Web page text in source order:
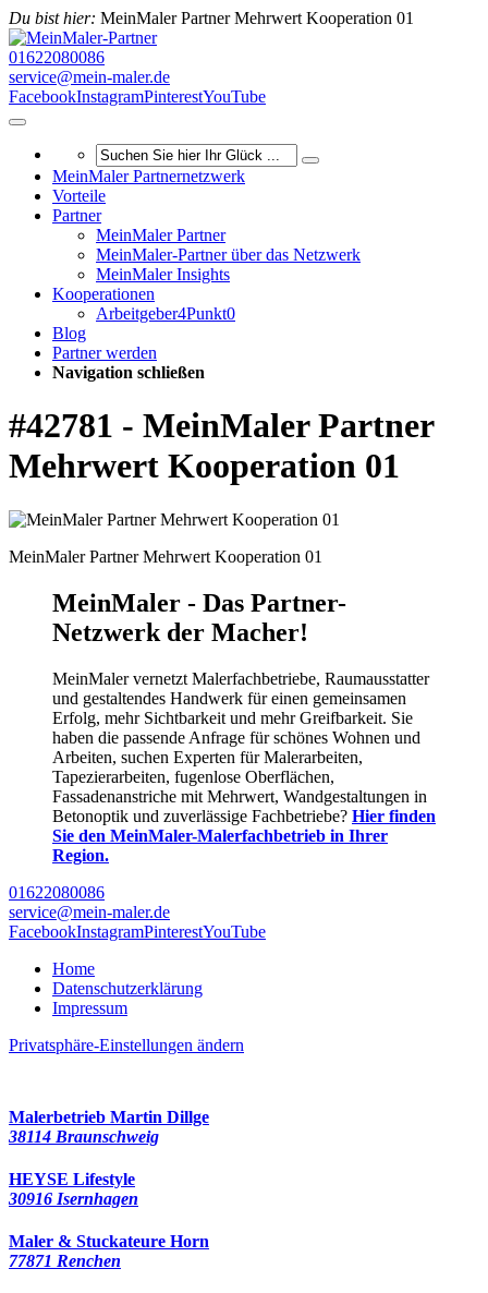
Du bist hier: MeinMaler Partner Mehrwert Kooperation 01
01622080086
service@mein-maler.de
FacebookInstagramPinterestYouTube
MeinMaler Partnernetzwerk
Vorteile
Partner
MeinMaler Partner
MeinMaler-Partner über das Netzwerk
MeinMaler Insights
Kooperationen
Arbeitgeber4Punkt0
Blog
Partner werden
Navigation schließen
#42781 - MeinMaler Partner
Mehrwert Kooperation 01
MeinMaler Partner Mehrwert Kooperation 01
MeinMaler - Das Partner-
Netzwerk der Macher!
MeinMaler vernetzt Malerfachbetriebe, Raumausstatter
und gestaltendes Handwerk für einen gemeinsamen
Erfolg, mehr Sichtbarkeit und mehr Greifbarkeit. Sie
haben die passende Anfrage für schönes Wohnen und
Arbeiten, suchen Experten für Malerarbeiten,
Tapezierarbeiten, fugenlose Oberflächen,
Fassadenanstriche mit Mehrwert, Wandgestaltungen in
Betonoptik und zuverlässige Fachbetriebe? Hier finden
Sie den MeinMaler-Malerfachbetrieb in Ihrer
Region.
01622080086
service@mein-maler.de
FacebookInstagramPinterestYouTube
Home
Datenschutzerklärung
Impressum
Privatsphäre-Einstellungen ändern
Malerbetrieb Martin Dillge
38114 Braunschweig
HEYSE Lifestyle
30916 Isernhagen
Maler & Stuckateure Horn
77871 Renchen